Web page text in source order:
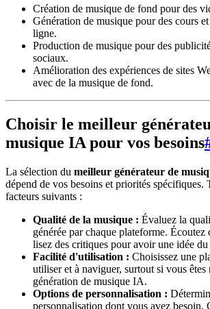
Création de musique de fond pour des
Génération de musique pour des cours
ligne.
Production de musique pour des
sociaux.
Amélioration des expériences de sites
avec de la musique de fond.
Choisir le meilleur
musique IA pour vos besoins
La sélection du meilleur générateur de
dépend de vos besoins et priorités spécifiques.
facteurs suivants :
Qualité de la musique : Évaluez la
générée par chaque plateforme. Écoutez
lisez des critiques pour avoir une idée
Facilité d'utilisation : Choisissez une
utiliser et à naviguer, surtout si vous
génération de musique IA.
Options de personnalisation :
personnalisation dont vous avez besoin.